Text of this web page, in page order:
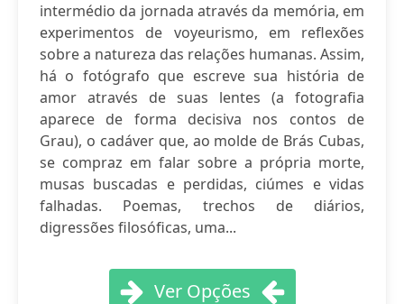
intermédio da jornada através da memória, em
experimentos de voyeurismo, em reflexões
sobre a natureza das relações humanas. Assim,
há o fotógrafo que escreve sua história de
amor através de suas lentes (a fotografia
aparece de forma decisiva nos contos de
Grau), o cadáver que, ao molde de Brás Cubas,
se compraz em falar sobre a própria morte,
musas buscadas e perdidas, ciúmes e vidas
falhadas. Poemas, trechos de diários,
digressões filosóficas, uma...
Ver Opções